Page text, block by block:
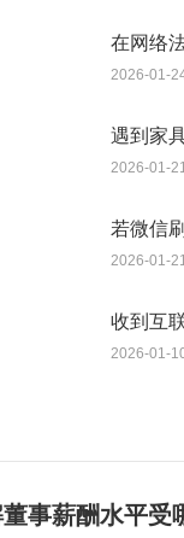
在网络
2026-01-
遇到家
2026-01-
若微信
2026-01-
收到互
2026-01-
事薪酬水平受